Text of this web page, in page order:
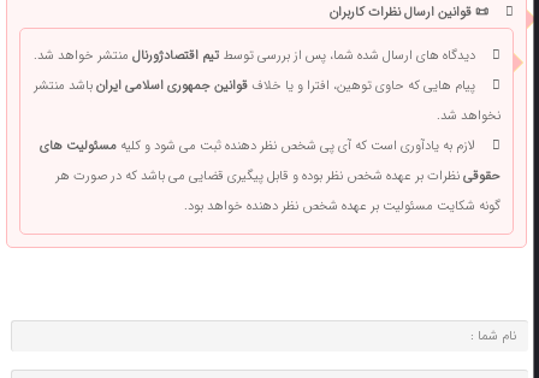
📜 قوانین ارسال نظرات کاربران
دیدگاه های ارسال شده شما، پس از بررسی توسطتیم اقتصادژورنالمنتشر خواهد شد.
پیام هایی که حاوی توهین، افترا و یا خلافقوانین جمهوری اسلامی ایرانباشد منتشر
نخواهد شد.
لازم به یادآوری است که آی پی شخص نظر دهنده ثبت می شود و کلیهمسئولیت های
حقوقینظرات بر عهده شخص نظر بوده و قابل پیگیری قضایی می باشد که در صورت هر
گونه شکایت مسئولیت بر عهده شخص نظر دهنده خواهد بود.